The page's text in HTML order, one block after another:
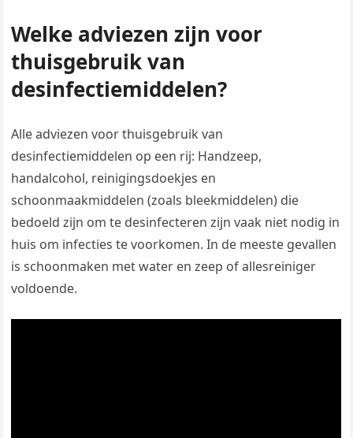
Welke adviezen zijn voor
thuisgebruik van
desinfectiemiddelen?
Alle adviezen voor thuisgebruik van
desinfectiemiddelen op een rij: Handzeep,
handalcohol, reinigingsdoekjes en
schoonmaakmiddelen (zoals bleekmiddelen) die
bedoeld zijn om te desinfecteren zijn vaak niet nodig in
huis om infecties te voorkomen. In de meeste gevallen
is schoonmaken met water en zeep of allesreiniger
voldoende.